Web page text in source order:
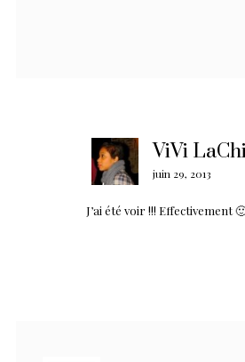
ViVi
juin 29, 2013
J’ai été voir !!! Effectivement